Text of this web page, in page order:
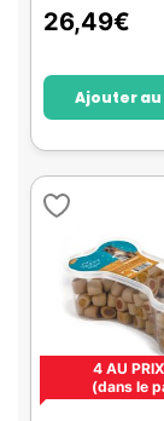
26,49€
Ajouter
4 AU
(dans le